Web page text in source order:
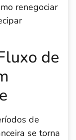
renegociar
de
de
se torna